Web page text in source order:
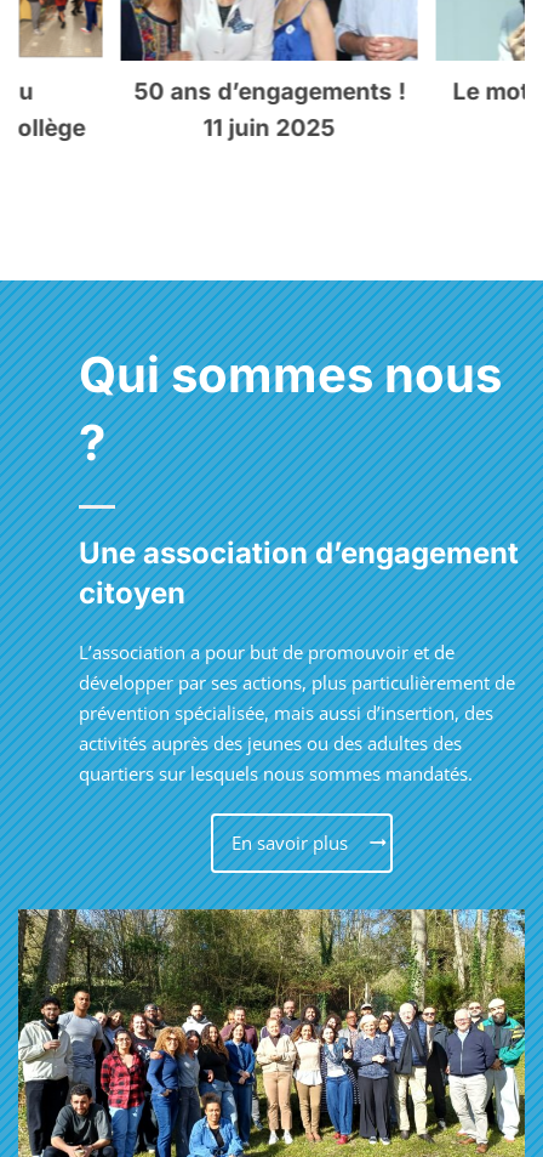
50 ans d’engagements !
11 juin 2025
Le mot de la
Qui sommes nous
?
Une association d’engagement
citoyen
L’association a pour but de promouvoir et de
développer par ses actions, plus particulièrement de
prévention spécialisée, mais aussi d’insertion, des
activités auprès des jeunes ou des adultes des
quartiers sur lesquels nous sommes mandatés.
En savoir plus